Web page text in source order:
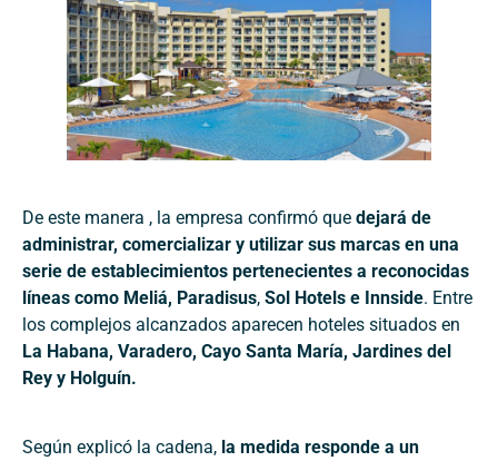
De este manera , la empresa confirmó que dejará de
administrar, comercializar y utilizar sus marcas en una
serie de establecimientos pertenecientes a reconocidas
líneas como Meliá, Paradisus, Sol Hotels e Innside. Entre
los complejos alcanzados aparecen hoteles situados en
La Habana, Varadero, Cayo Santa María, Jardines del
Rey y Holguín.
Según explicó la cadena, la medida responde a un